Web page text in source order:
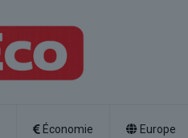
Économie Europe